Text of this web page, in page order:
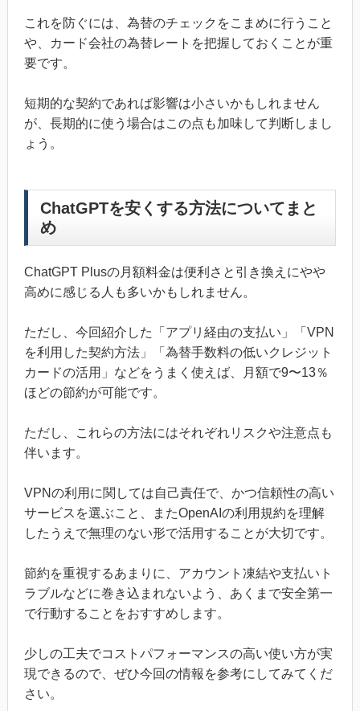
これを防ぐには、為替のチェックをこまめに行うこと
や、カード会社の為替レートを把握しておくことが重
要です。
短期的な契約であれば影響は小さいかもしれません
が、長期的に使う場合はこの点も加味して判断しまし
ょう。
ChatGPTを安くする方法についてまと
め
ChatGPT Plusの月額料金は便利さと引き換えにやや
高めに感じる人も多いかもしれません。
ただし、今回紹介した「アプリ経由の支払い」「VPN
を利用した契約方法」「為替手数料の低いクレジット
カードの活用」などをうまく使えば、月額で9〜13％
ほどの節約が可能です。
ただし、これらの方法にはそれぞれリスクや注意点も
伴います。
VPNの利用に関しては自己責任で、かつ信頼性の高い
サービスを選ぶこと、またOpenAIの利用規約を理解
したうえで無理のない形で活用することが大切です。
節約を重視するあまりに、アカウント凍結や支払いト
ラブルなどに巻き込まれないよう、あくまで安全第一
で行動することをおすすめします。
少しの工夫でコストパフォーマンスの高い使い方が実
現できるので、ぜひ今回の情報を参考にしてみてくだ
さい。